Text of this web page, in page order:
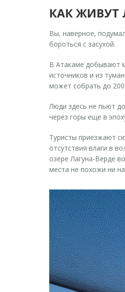
КАК ЖИВУТ
Вы, наверное,
бороться с засухой.
В Атакаме добывают
источников и из
может собрать до 200
Люди здесь не пьют
через горы еще в
Туристы приезжают
отсутствия влаги в
озере Лагуна-Верде
места не похожи ни